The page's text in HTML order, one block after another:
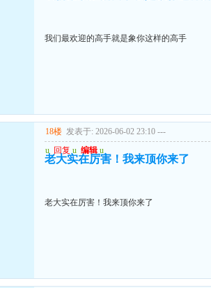
我们最欢迎的高手就是象你这样的高手
18楼 发表于: 2026-06-02 23:10 ---
u 回复 u 编辑 u
老大实在厉害！我来顶你来了
老大实在厉害！我来顶你来了